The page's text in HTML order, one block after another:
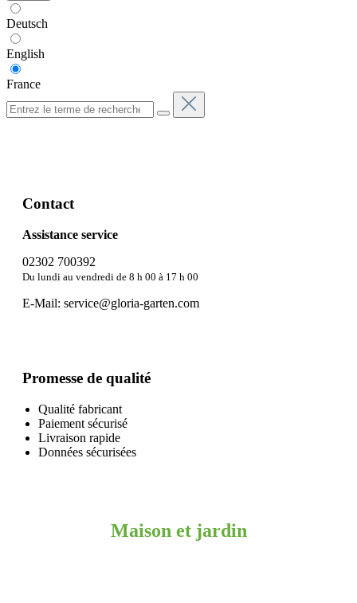
Deutsch
English
France
Contact
Assistance service
02302 700392
Du lundi au vendredi de 8 h 00 à 17 h 00
E-Mail: service@gloria-garten.com
Promesse de qualité
Qualité fabricant
Paiement sécurisé
Livraison rapide
Données sécurisées
Maison et jardin